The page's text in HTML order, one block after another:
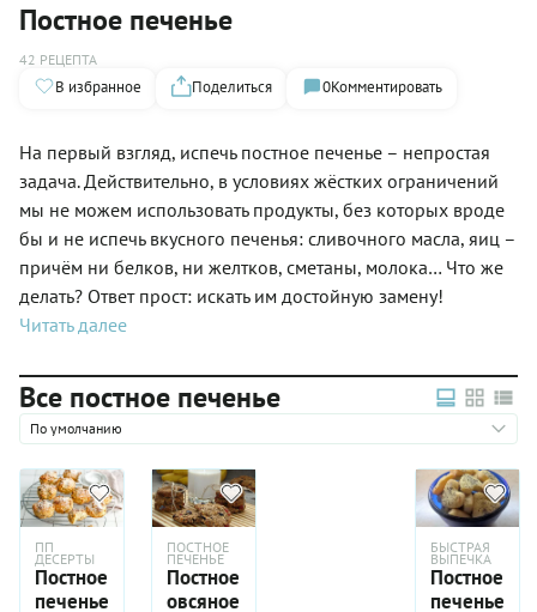
Постное печенье
42 РЕЦЕПТА
В избранное Поделиться 0Комментировать
На первый взгляд, испечь постное печенье – непростая
задача. Действительно, в условиях жёстких ограничений
мы не можем использовать продукты, без которых вроде
бы и не испечь вкусного печенья: сливочного масла, яиц –
причём ни белков, ни желтков, сметаны, молока… Что же
делать? Ответ прост: искать им достойную замену!
Читать далее
Все постное печенье
По умолчанию
ПП
ДЕСЕРТЫ
Постное
печенье
ПОСТНОЕ
ПЕЧЕНЬЕ
Постное
овсяное
БЫСТРАЯ
ВЫПЕЧКА
Постное
печенье